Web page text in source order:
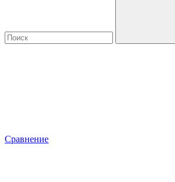
Сравнение